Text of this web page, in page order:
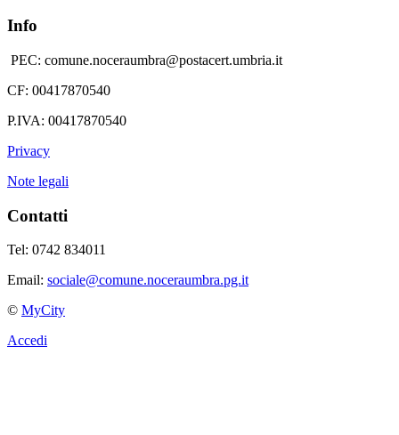
Info
PEC: comune.noceraumbra@postacert.umbria.it
CF: 00417870540
P.IVA: 00417870540
Privacy
Note legali
Contatti
Tel: 0742 834011
Email: sociale@comune.noceraumbra.pg.it
© MyCity
Accedi